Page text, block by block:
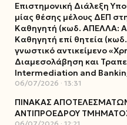
Επιστημονική Διάλεξη
μίας θέσης μέλους ΔΕΠ
Καθηγητή (κωδ. ΑΠΕΛΛΑ:
Καθηγητή επί θητεία
γνωστικό αντικείμενο
Διαμεσολάβηση και
Intermediation and
06/07/2026 13:31
ΠΙΝΑΚΑΣ
ΑΝΤΙΠΡΟΕΔΡΟΥ